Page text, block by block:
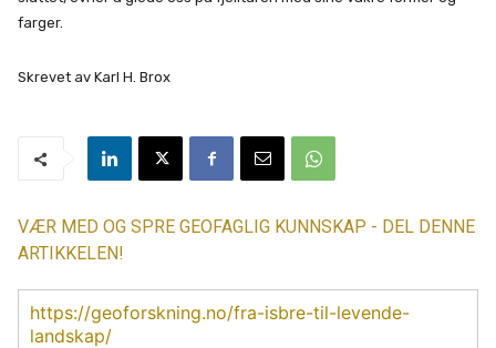
farger.
Skrevet av Karl H. Brox
VÆR MED OG SPRE GEOFAGLIG KUNNSKAP - DEL DENNE
ARTIKKELEN!
https://geoforskning.no/fra-isbre-til-levende-
landskap/